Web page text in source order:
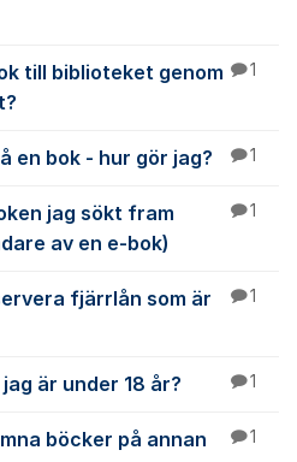
till biblioteket genom
1
en bok - hur gör jag? 1
jag sökt fram
av en e-bok)
1
fjärrlån som är
1
är under 18 år? 1
böcker på annan
1